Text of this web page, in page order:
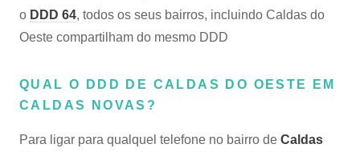
o DDD 64, todos os seus bairros, incluindo Caldas do
Oeste compartilham do mesmo DDD
QUAL O DDD DE CALDAS DO OESTE EM
CALDAS NOVAS?
Para ligar para qualquel telefone no bairro de Caldas